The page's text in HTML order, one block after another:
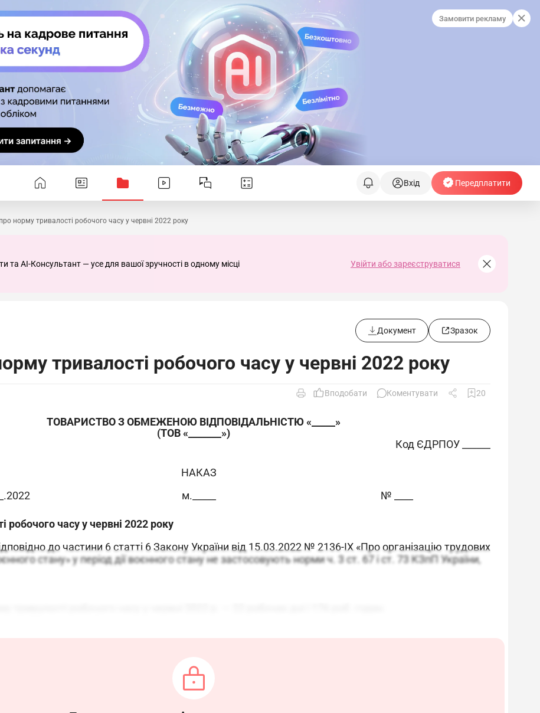
Замовити рекламу
Вхід Передплатити
норму тривалості робочого часу у червні 2022 року
та AI-Консультант — усе для вашої зручності в одному місці Увійти або зареєструватися
Документ Зразок
тривалості робочого часу у червні 2022 року
Вподобати Коментувати 20
ТОВАРИСТВО З ОБМЕЖЕНОЮ ВІДПОВІДАЛЬНІСТЮ «_____»
(ТОВ «_______»)
Код ЄДРПОУ ______
НАКАЗ
м._____ № ____
робочого часу у червні 2022 року
до частини 6 статті 6 Закону України від 15.03.2022 № 2136-IX «Про організацію трудових
стану» у період дії воєнного стану не застосовують норми ч. 3 ст. 67 і ст. 73 КЗпП України,
наказу електронною поштою або іншим засобом комунікації.